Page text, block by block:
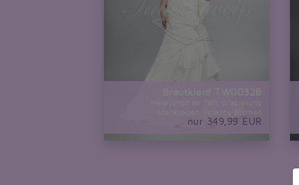
Brautkleid TW0032B
Meerjungfrau Taft Drapierung
Stehkragen Volants Blumen
nur 349,99 EUR